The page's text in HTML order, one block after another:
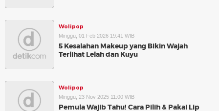
Wolipop
Minggu, 01 Feb 2026 19:41 WIB
5 Kesalahan Makeup yang Bikin Wajah
Terlihat Lelah dan Kuyu
Wolipop
Minggu, 23 Nov 2025 11:00 WIB
Pemula Wajib Tahu! Cara Pilih & Pakai Lip